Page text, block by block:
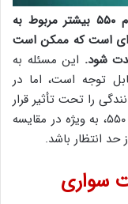
در واقع، مشکلات راحتی و عملکرد ام وی ام ۵۵۰ بیشتر مربوط به
است که ممکن است
شود. این مسئله به
توجه است، اما در
را تحت تأثیر قرار
دهد. از سوی دیگر، کیفیت سواری ام وی ام ۵۵۰، به ویژه در مقایسه
انتظار باشد.
سواری